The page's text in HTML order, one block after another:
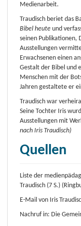
Medienarbeit.
Traudisch beriet das
Bibel heute und
seinen Publikationen,
Ausstellungen
Erwachsenen einen
Gestalt der Bibel und
Menschen mit der
Jahren gestaltete er
Traudisch war
Seine Tochter Iris
Ausstellungen mit
nach Iris Traudisch)
Quellen
Liste der
Traudisch (7 S.)
E-Mail von Iris
Nachruf in: Die